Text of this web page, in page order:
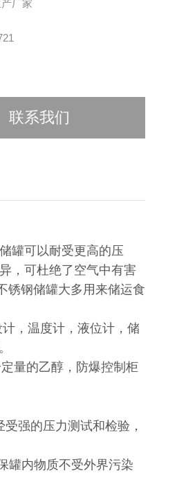
厂家
联系我们
罐可以耐受更高的压
，可杜绝了空气中有害
锈钢储罐大多用来储运食
，温度计，液位计，储
量的乙醇，防爆控制柜
强的压力测试和检验，
罐内物质不受外界污染